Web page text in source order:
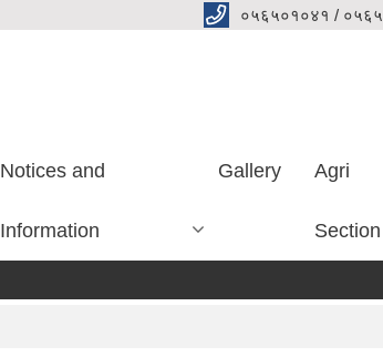
०५६५०१०४१ /
Notices and
Information
Gallery Agri
Section